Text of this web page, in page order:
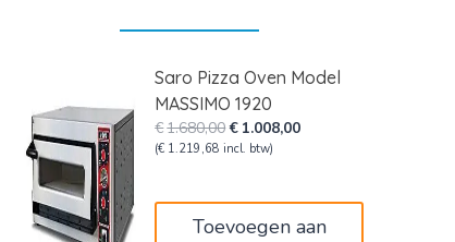
Saro Pizza Oven Model
MASSIMO 1920
€1.680,00Oorspronkelijke
prijs
€ 1.008,00Huidige
(€ 1.219,68 incl. btw)
Toevoegen aan